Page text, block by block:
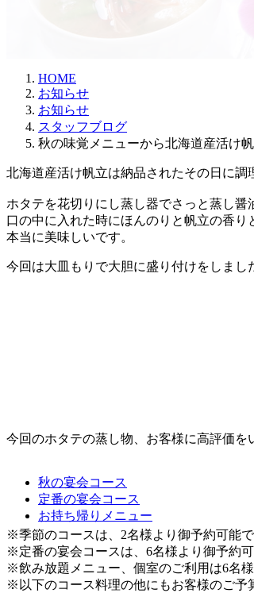
HOME
お知らせ
お知らせ
スタッフブログ
秋の味覚メニューから北海道産活け
北海道産活け帆立は納品されたその日に
ホタテを花切りにし蒸し器でさっと蒸し醤
口の中に入れた時にほんのりと帆立の香
本当に美味しいです。
今回は大皿もりで大胆に盛り付けをしまし
今回のホタテの蒸し物、お客様に高評価を
秋の宴会コース
定番の宴会コース
お持ち帰りメニュー
※季節のコースは、2名様より御予約可能で
※定番の宴会コースは、6名様より御予約可
※飲み放題メニュー、個室のご利用は6名
※以下のコース料理の他にもお客様のご予